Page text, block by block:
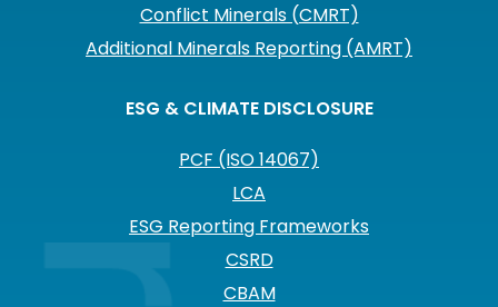
Conflict Minerals (CMRT)
Additional Minerals Reporting (AMRT)
ESG & CLIMATE DISCLOSURE
PCF (ISO 14067)
LCA
ESG Reporting Frameworks
CSRD
CBAM